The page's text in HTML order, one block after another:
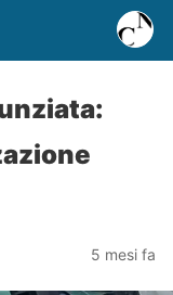
5 mesi fa